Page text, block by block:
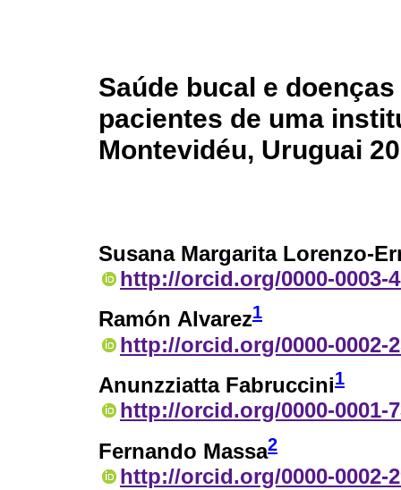
Saúde bucal e
pacientes de uma
Montevidéu, Uruguai
Susana Margarita Lorenzo-
http://orcid.org/0000-0003-
Ramón Alvarez1
http://orcid.org/0000-0002-
Anunzziatta Fabruccini1
http://orcid.org/0000-0001-
Fernando Massa2
http://orcid.org/0000-0002-